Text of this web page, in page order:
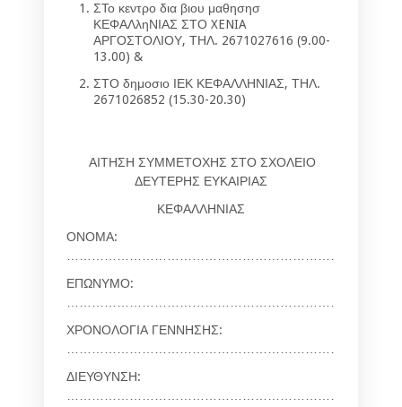
ΣΤο κεντρο δια βιου μαθησησ
ΚΕΦΑΛληΝΙΑΣ ΣΤΟ XENIA
ΑΡΓΟΣΤΟΛΙΟΥ, ΤΗΛ. 2671027616 (9.00-
13.00) &
ΣΤΟ δημοσιο ΙΕΚ ΚΕΦΑΛΛΗΝΙΑΣ, ΤΗΛ.
2671026852 (15.30-20.30)
ΑΙΤΗΣΗ ΣΥΜΜΕΤΟΧΗΣ ΣΤΟ ΣΧΟΛΕΙΟ
ΔΕΥΤΕΡΗΣ ΕΥΚΑΙΡΙΑΣ
ΚΕΦΑΛΛΗΝΙΑΣ
ΟΝΟΜΑ:
ΕΠΩΝΥΜΟ:
ΧΡΟΝΟΛΟΓΙΑ ΓΕΝΝΗΣΗΣ:
ΔΙΕΥΘΥΝΣΗ: